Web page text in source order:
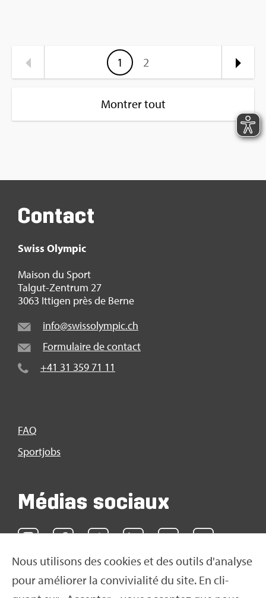
1 2
Montrer tout
Nous uti­li­sons des cookies et des outils d'ana­lyse
pour amé­lio­rer la convi­via­lité du site. En cli­
Contact
Swiss Olym­pic
Mai­son du Sport
Tal­gut-Zen­trum 27
3063 Itti­gen près de Berne
info@​swi​ssol​ympi​c.​ch
For­mu­laire de contact
+41 31 359 71 11
FAQ
Sport­jobs
Médias sociaux